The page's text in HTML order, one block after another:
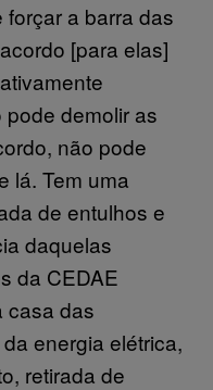
a barra das
[para elas]
demolir as
não pode
lá. Tem uma
de entulhos e
daquelas
da CEDAE
casa das
energia elétrica,
retirada de